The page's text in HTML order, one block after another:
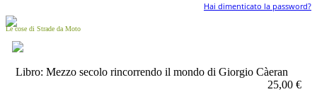
Hai dimenticato la password?
Le cose di Strade da Moto
Libro: Mezzo secolo rincorrendo il mondo di Giorgio Càeran
25,00 €